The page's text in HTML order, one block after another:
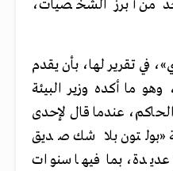
من أبرز الشخصيات،
في تقرير لها، بأن يقدم
وهو ما أكده وزير البيئة
عندما قال لإحدى
«بولتون بلا شك صديق
بما فيها سنوات